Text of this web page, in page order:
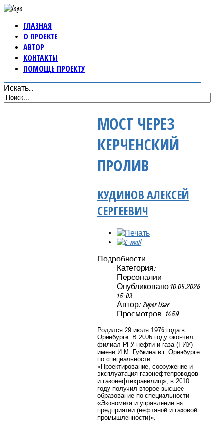
ГЛАВНАЯ
О ПРОЕКТЕ
АВТОР
КОНТАКТЫ
ПОМОЩЬ ПРОЕКТУ
Искать...
МОСТ ЧЕРЕЗ
КЕРЧЕНСКИЙ
ПРОЛИВ
КУДИНОВ АЛЕКСЕЙ
СЕРГЕЕВИЧ
Подробности
Категория:
Персоналии
Опубликовано 10.05.2026
15:03
Автор: Super User
Просмотров: 1459
Родился 29 июля 1976 года в
Оренбурге.
В 2006 году окончил
филиал РГУ нефти и газа (НИУ)
имени И.М. Губкина в г. Оренбурге
по специальности
«Проектирование, сооружение и
эксплуатация газонефтепроводов
и газонефтехранилищ», в 2010
году получил второе высшее
образование по специальности
«Экономика и управление на
предприятии (нефтяной и газовой
промышленности)».